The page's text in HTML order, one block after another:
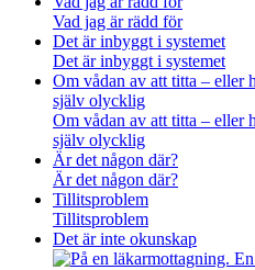
Vad jag är rädd för
Det är inbyggt i systemet
Det är inbyggt i systemet
Om vådan av att titta – eller
själv olycklig
Om vådan av att titta – eller
själv olycklig
Är det någon där?
Är det någon där?
Tillitsproblem
Tillitsproblem
Det är inte okunskap